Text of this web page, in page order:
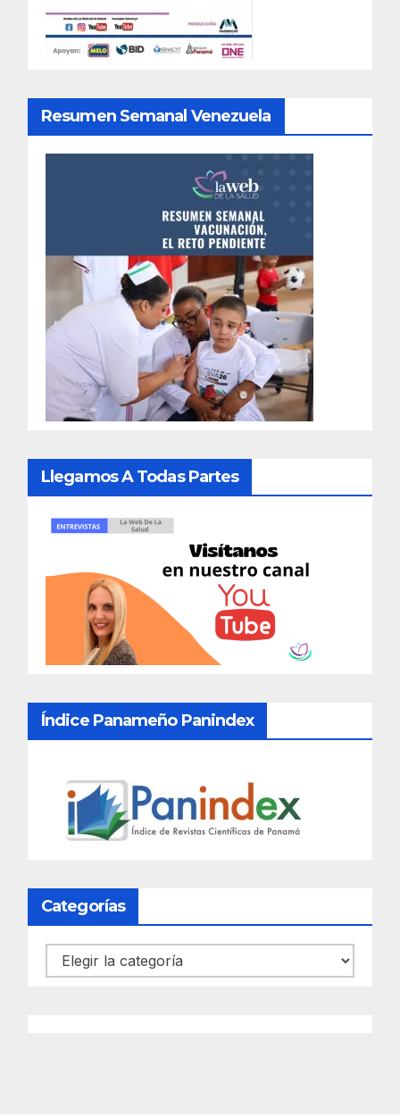
Resumen Semanal Venezuela
Llegamos A Todas Partes
Índice Panameño Panindex
Categorías
Categorías